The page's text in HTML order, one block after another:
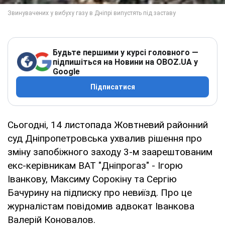
Будьте першими у курсі головного —
підпишіться на Новини на OBOZ.UA у
Google
Підписатися
Сьогодні, 14 листопада Жовтневий районний
суд Дніпропетровська ухвалив рішення про
зміну запобіжного заходу 3-м заарештованим
екс-керівникам ВАТ "Дніпрогаз" - Ігорю
Іванкову, Максиму Сорокіну та Сергію
Бачурину на підписку про невиїзд. Про це
журналістам повідомив адвокат Іванкова
Валерій Коновалов.